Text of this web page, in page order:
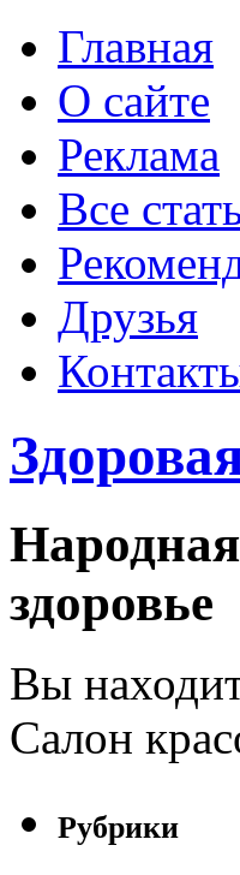
Главная
О сайте
Реклама
Все
Друзья
здоровье
Вы
Салон
Рубрики